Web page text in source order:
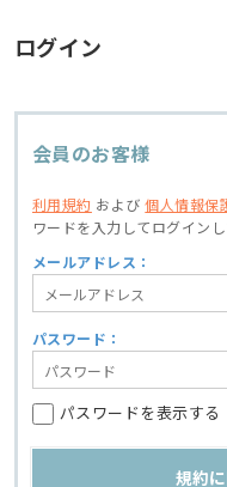
ログイン
会員のお客様
利用規約 および個人情報保
ワードを入力してログインし
メールアドレス：
パスワード：
パスワードを表示する